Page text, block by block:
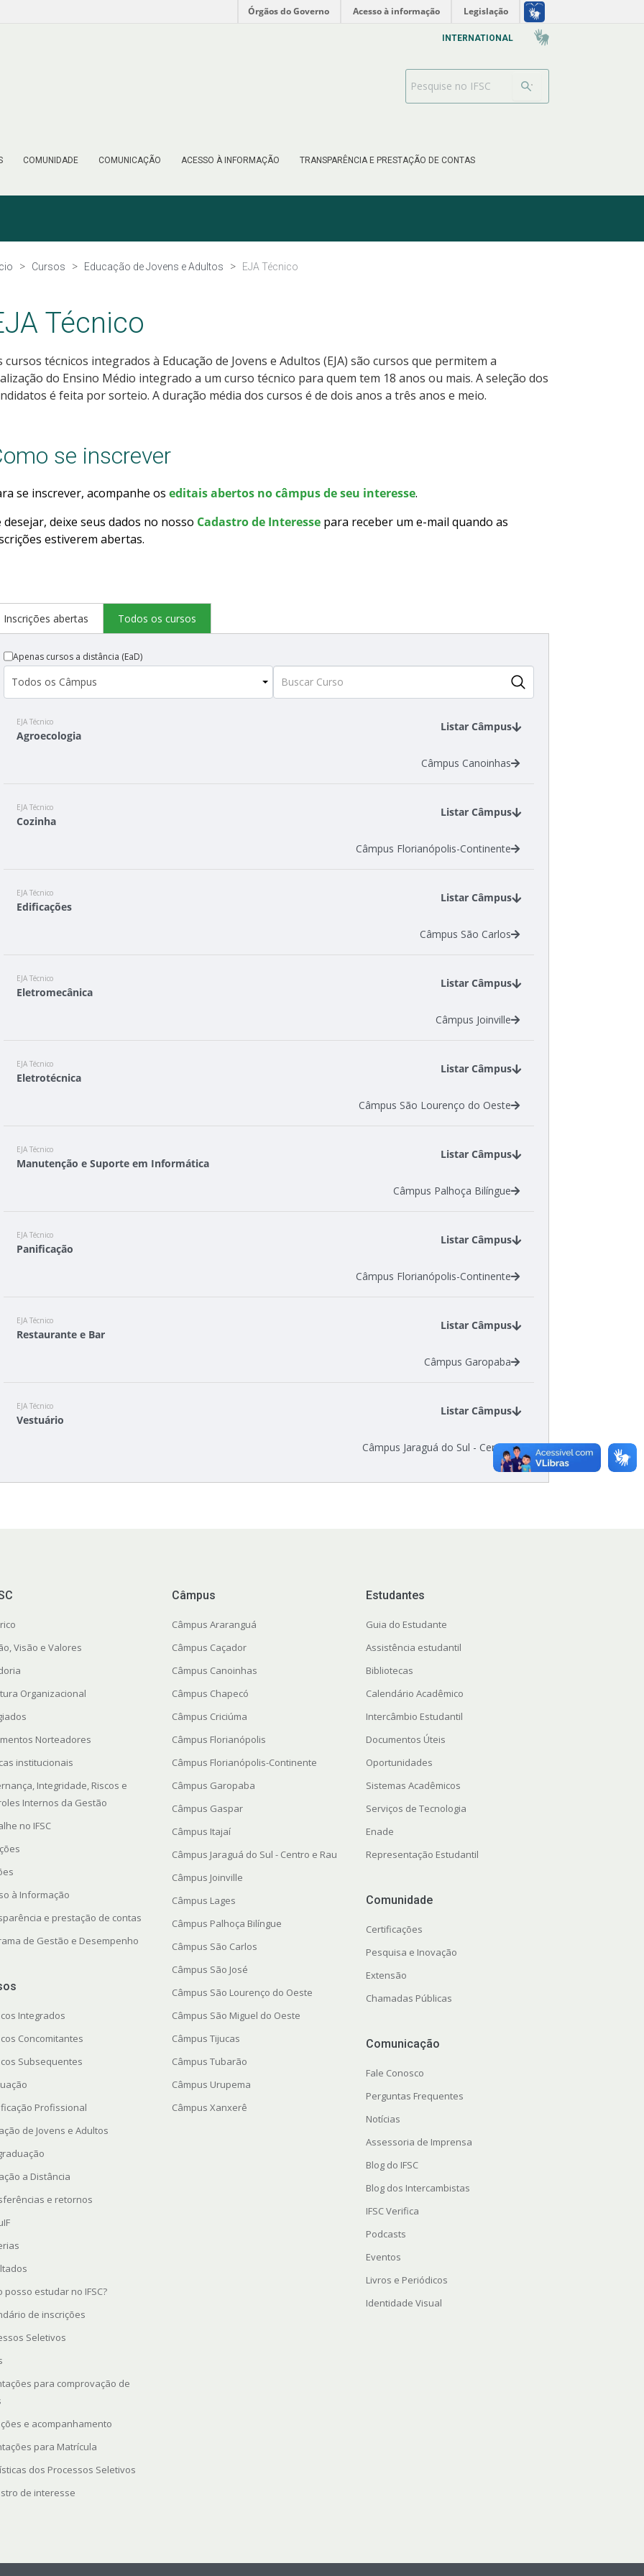
Órgãos do Governo Acesso à informação Legislação
COMUNIDADE COMUNICAÇÃO ACESSO À INFORMAÇÃO TRANSPARÊNCIA E PRESTAÇÃO DE CONTAS
INTERNATIONAL
Barra de busca
Cursos Educação de Jovens e Adultos EJA Técnico
Técnico
cursos técnicos integrados à Educação de Jovens e Adultos (EJA) são cursos que permitem a
do Ensino Médio integrado a um curso técnico para quem tem 18 anos ou mais. A seleção dos
é feita por sorteio. A duração média dos cursos é de dois anos a três anos e meio.
se inscrever
se inscrever, acompanhe os editais abertos no câmpus de seu interesse.
desejar, deixe seus dados no nosso Cadastro de Interessepara receber um e-mail quando as
estiverem abertas.
Inscrições abertas Todos os cursos
Apenas cursos a distância (EaD)
EJA Técnico
Agroecologia
Listar Câmpus
Câmpus Canoinhas
EJA Técnico
Cozinha
Listar Câmpus
Câmpus Florianópolis-Continente
EJA Técnico
Edificações
Listar Câmpus
Câmpus São Carlos
EJA Técnico
Eletromecânica
Listar Câmpus
Câmpus Joinville
EJA Técnico
Eletrotécnica
Listar Câmpus
Câmpus São Lourenço do Oeste
EJA Técnico
Manutenção e Suporte em Informática
Listar Câmpus
Câmpus Palhoça Bilíngue
EJA Técnico
Panificação
Listar Câmpus
Câmpus Florianópolis-Continente
EJA Técnico
Restaurante e Bar
Listar Câmpus
Câmpus Garopaba
EJA Técnico
Vestuário
Listar Câmpus
Câmpus Jaraguá do Sul - Centro
Visão e Valores
Organizacional
Norteadores
institucionais
Integridade, Riscos e
Internos da Gestão
no IFSC
à Informação
e prestação de contas
de Gestão e Desempenho
Integrados
Concomitantes
Subsequentes
Profissional
de Jovens e Adultos
a Distância
e retornos
posso estudar no IFSC?
de inscrições
Seletivos
para comprovação de
e acompanhamento
para Matrícula
dos Processos Seletivos
de interesse
Câmpus
Câmpus Araranguá
Câmpus Caçador
Câmpus Canoinhas
Câmpus Chapecó
Câmpus Criciúma
Câmpus Florianópolis
Câmpus Florianópolis-Continente
Câmpus Garopaba
Câmpus Gaspar
Câmpus Itajaí
Câmpus Jaraguá do Sul - Centro e Rau
Câmpus Joinville
Câmpus Lages
Câmpus Palhoça Bilíngue
Câmpus São Carlos
Câmpus São José
Câmpus São Lourenço do Oeste
Câmpus São Miguel do Oeste
Câmpus Tijucas
Câmpus Tubarão
Câmpus Urupema
Câmpus Xanxerê
Estudantes
Guia do Estudante
Assistência estudantil
Bibliotecas
Calendário Acadêmico
Intercâmbio Estudantil
Documentos Úteis
Oportunidades
Sistemas Acadêmicos
Serviços de Tecnologia
Enade
Representação Estudantil
Comunidade
Certificações
Pesquisa e Inovação
Extensão
Chamadas Públicas
Comunicação
Fale Conosco
Perguntas Frequentes
Notícias
Assessoria de Imprensa
Blog do IFSC
Blog dos Intercambistas
IFSC Verifica
Podcasts
Eventos
Livros e Periódicos
Identidade Visual